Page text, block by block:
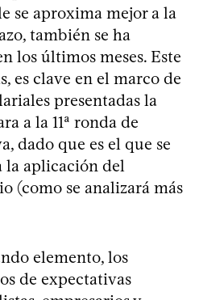
se aproxima mejor a la
también se ha
los últimos meses. Este
es clave en el marco de
presentadas la
a la 11ª ronda de
dado que es el que se
la aplicación del
(como se analizará más
elemento, los
de expectativas